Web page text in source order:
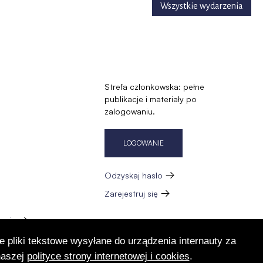
tekstowe wysyłane do urządzenia internauty za
polityce strony internetowej i cookies.
Wszystkie wydarzenia
Strefa członkowska: pełne
publikacje i materiały po
zalogowaniu.
LOGOWANIE
Odzyskaj hasło
Zarejestruj się